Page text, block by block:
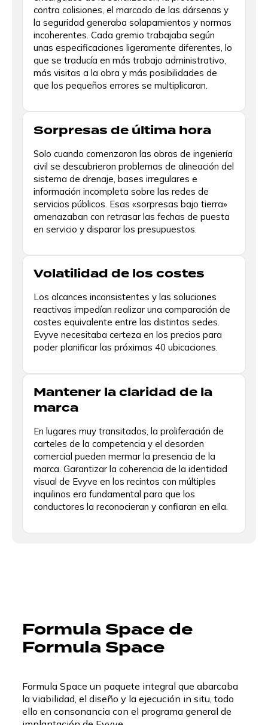
contra colisiones, el marcado de las dársenas y
la seguridad generaba solapamientos y normas
incoherentes. Cada gremio trabajaba según
unas especificaciones ligeramente diferentes, lo
que se traducía en más trabajo administrativo,
más visitas a la obra y más posibilidades de
que los pequeños errores se multiplicaran.
Sorpresas de última hora
Solo cuando comenzaron las obras de ingeniería
civil se descubrieron problemas de alineación del
sistema de drenaje, bases irregulares e
información incompleta sobre las redes de
servicios públicos. Esas «sorpresas bajo tierra»
amenazaban con retrasar las fechas de puesta
en servicio y disparar los presupuestos.
Volatilidad de los costes
Los alcances inconsistentes y las soluciones
reactivas impedían realizar una comparación de
costes equivalente entre las distintas sedes.
Evyve necesitaba certeza en los precios para
poder planificar las próximas 40 ubicaciones.
Mantener la claridad de la
marca
En lugares muy transitados, la proliferación de
carteles de la competencia y el desorden
comercial pueden mermar la presencia de la
marca. Garantizar la coherencia de la identidad
visual de Evyve en los recintos con múltiples
inquilinos era fundamental para que los
conductores la reconocieran y confiaran en ella.
Formula Space de
Formula Space
Formula Space un paquete integral que abarcaba
la viabilidad, el diseño y la ejecución in situ, todo
ello en consonancia con el programa general de